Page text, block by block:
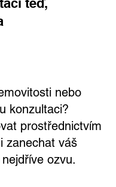
nebo
konzultaci?
prostřednictvím
zanechat váš
ozvu.